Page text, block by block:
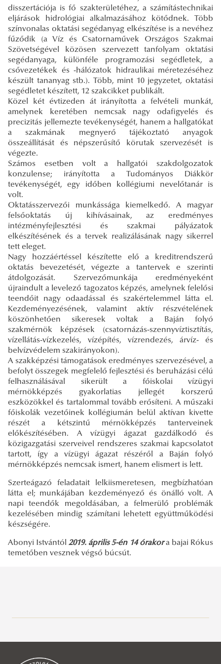
A Kar vezetése
Szervezet
disszertációja is fő szakterületéhez, a számítástechnikai
eljárások hidrológiai alkalmazásához kötődnek. Több
színvonalas oktatási segédanyag elkészítése is a nevéhez
fűződik (a Víz és Csatornaművek Országos Szakmai
Szövetségével közösen szervezett tanfolyam oktatási
segédanyaga, különféle programozási segédletek, a
csővezetékek és -hálózatok hidraulikai méretezéséhez
készült tananyag stb.). Több, mint 10 jegyzetet, oktatási
segédletet készített, 12 szakcikket publikált.
Közel két évtizeden át irányította a felvételi munkát,
amelynek keretében nemcsak nagy odafigyelés és
precizitás jellemezte tevékenységét, hanem a hallgatókat
a szakmának megnyerő tájékoztató anyagok
összeállítását és népszerűsítő körutak szervezését is
végezte.
Számos esetben volt a hallgatói szakdolgozatok
konzulense; irányította a Tudományos Diákkör
tevékenységét, egy időben kollégiumi nevelőtanár is
volt.
Oktatásszervezői munkássága kiemelkedő. A magyar
felsőoktatás új kihívásainak, az eredményes
intézményfejlesztési és szakmai pályázatok
elkészítésének és a tervek realizálásának nagy sikerrel
tett eleget.
Nagy hozzáértéssel készítette elő a kreditrendszerű
oktatás bevezetését, végezte a tantervek e szerinti
átdolgozását. Szervezőmunkája eredményeként
újraindult a levelező tagozatos képzés, amelynek felelősi
teendőit nagy odaadással és szakértelemmel látta el.
Kezdeményezésének, valamint aktív részvételének
köszönhetően sikeresek voltak a Baján folyó
szakmérnök képzések (csatornázás-szennyvíztisztítás,
vízellátás-vízkezelés, vízépítés, vízrendezés, árvíz- és
belvízvédelem szakirányokon).
A szakképzési támogatások eredményes szervezésével, a
befolyt összegek megfelelő fejlesztési és beruházási célú
felhasználásával sikerült a főiskolai vízügyi
mérnökképzés gyakorlatias jellegét korszerű
eszközökkel és tartalommal tovább erősíteni. A műszaki
főiskolák vezetőinek kollégiumán belül aktívan kivette
részét a kétszintű mérnökképzés tanterveinek
előkészítésében. A vízügyi ágazat gazdálkodó és
közigazgatási szerveivel rendszeres szakmai kapcsolatot
tartott, így a vízügyi ágazat részéről a Baján folyó
mérnökképzés nemcsak ismert, hanem elismert is lett.
Szerteágazó feladatait lelkiismeretesen, megbízhatóan
látta el; munkájában kezdeményező és önálló volt. A
napi teendők megoldásában, a felmerülő problémák
kezelésében mindig számítani lehetett együttműködési
készségére.
Abonyi Istvántól2019. április 5-én 14 órakora bajai Rókus
temetőben vesznek végső búcsút.